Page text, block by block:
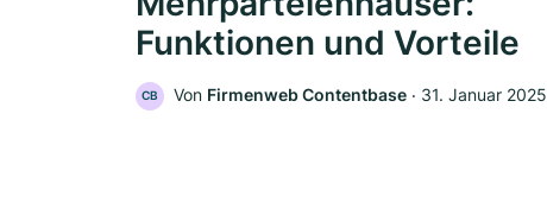
Funktionen und Vorteile
CB Von Firmenweb Contentbase ‧ 31. Januar 2025